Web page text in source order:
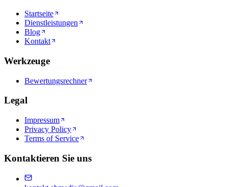
Startseite
Dienstleistungen
Blog
Kontakt
Werkzeuge
Bewertungsrechner
Legal
Impressum
Privacy Policy
Terms of Service
Kontaktieren Sie uns